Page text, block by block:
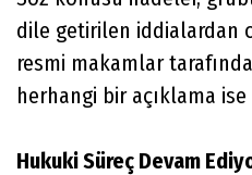
dile getirilen iddialardan
resmi makamlar
herhangi bir açıklama
Hukuki Süreç Devam